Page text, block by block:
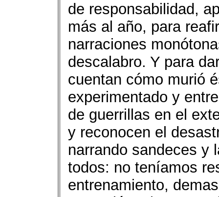
de responsabilidad,
más al año, para
narraciones
descalabro. Y para
cuentan cómo murió
experimentado y
de guerrillas en el
y reconocen el
narrando sandeces y
todos: no teníamos
entrenamiento,